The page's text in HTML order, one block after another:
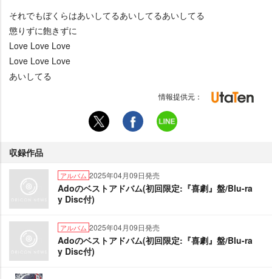
それでもぼくらはあいしてるあいしてるあいしてる
懲りずに飽きずに
Love Love Love
Love Love Love
あいしてる
情報提供元：
収録作品
アルバム 2025年04月09日発売
Adoのベストアドバム(初回限定:『喜劇』盤/Blu-ra
y Disc付)
アルバム 2025年04月09日発売
Adoのベストアドバム(初回限定:『喜劇』盤/Blu-ra
y Disc付)